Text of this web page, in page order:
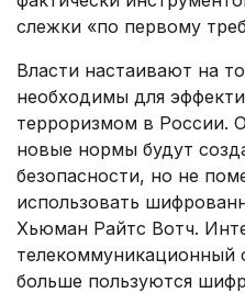
слежки «по первому
Власти настаивают на
необходимы для
терроризмом в России.
новые нормы будут
безопасности, но не
использовать
Хьюман Райтс Вотч.
телекоммуникационный
больше пользуются